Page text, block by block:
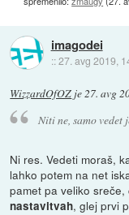
imagodei
::27. avg 2019,
WizzardOfOZ je27. avg
Niti ne, samo vedet
Ni res. Vedeti moraš,
lahko potem na net
pamet pa veliko
nastavitvah, glej prvi